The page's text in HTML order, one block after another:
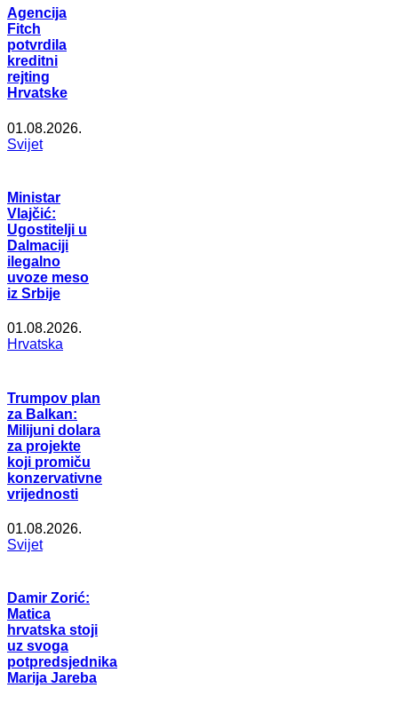
Agencija
Fitch
potvrdila
kreditni
rejting
Hrvatske
01.08.2026.
Svijet
Ministar
Vlajčić:
Ugostitelji u
Dalmaciji
ilegalno
uvoze meso
iz Srbije
01.08.2026.
Hrvatska
Trumpov plan
za Balkan:
Milijuni dolara
za projekte
koji promiču
konzervativne
vrijednosti
01.08.2026.
Svijet
Damir Zorić:
Matica
hrvatska stoji
uz svoga
potpredsjednika
Marija Jareba